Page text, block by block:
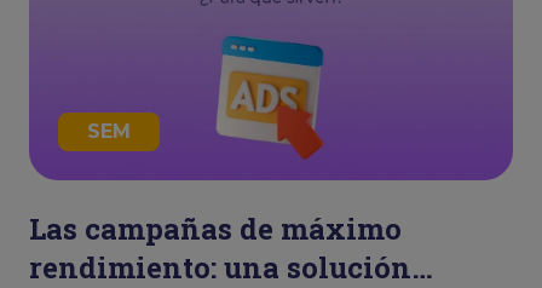
SEM
Las campañas de máximo
rendimiento: una solución